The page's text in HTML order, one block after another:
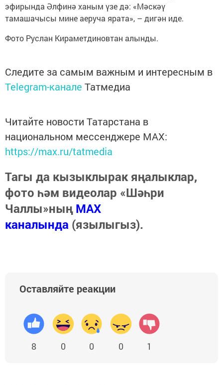
эфирында Әлфинә ханым үзе дә: «Мәскәү
тамашачысы мине аеруча ярата», – дигән иде.
Фото Руслан Кираметдиновтан алынды.
Следите за самым важным и интересным в
Telegram-канале Татмедиа
Читайте новости Татарстана в
национальном мессенджере MАХ:
https://max.ru/tatmedia
Тагы да кызыклырак яңалыклар,
фото һәм видеолар «Шәһри
Чаллы»ныңMAX
каналында (язылыгыз).
Оставляйте реакции
8 0 0 0 1